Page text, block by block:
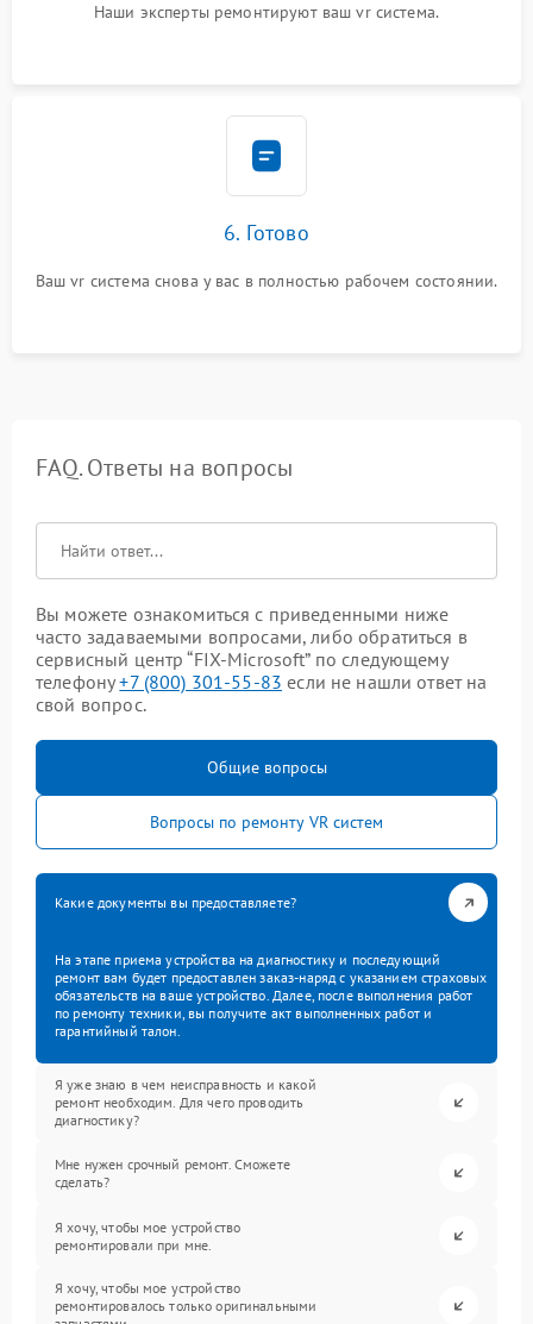
Наши эксперты ремонтируют ваш vr система.
6. Готово
Ваш vr система снова у вас в полностью рабочем состоянии.
FAQ. Ответы на вопросы
Вы можете ознакомиться с приведенными ниже
часто задаваемыми вопросами, либо обратиться в
сервисный центр “FIX-Microsoft” по следующему
телефону+7 (800) 301-55-83 если не нашли ответ на
свой вопрос.
Общие вопросы
Вопросы по ремонту VR систем
Какие документы вы предоставляете?
На этапе приема устройства на диагностику и последующий
ремонт вам будет предоставлен заказ-наряд с указанием страховых
обязательств на ваше устройство. Далее, после выполнения работ
по ремонту техники, вы получите акт выполненных работ и
гарантийный талон.
Я уже знаю в чем неисправность и какой
ремонт необходим. Для чего проводить
диагностику?
Мне нужен срочный ремонт. Сможете
сделать?
Я хочу, чтобы мое устройство
ремонтировали при мне.
Я хочу, чтобы мое устройство
ремонтировалось только оригинальными